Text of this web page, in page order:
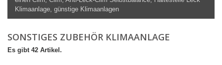
Klimaanlage, günstige Klimaanlagen
SONSTIGES ZUBEHÖR KLIMAANLAGE
Es gibt 42 Artikel.